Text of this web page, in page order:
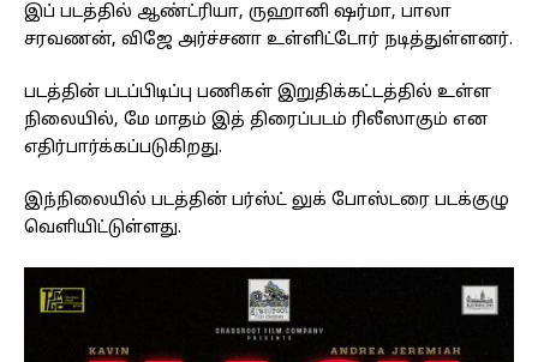
இப் படத்தில் ஆண்ட்ரியா, ருஹானி ஷர்மா, பாலா
சரவணன், விஜே அர்ச்சனா உள்ளிட்டோர் நடித்துள்ளனர்.
படத்தின் படப்பிடிப்பு பணிகள் இறுதிக்கட்டத்தில் உள்ள
நிலையில், மே மாதம் இத் திரைப்படம் ரிலீஸாகும் என
எதிர்பார்க்கப்படுகிறது.
இந்நிலையில் படத்தின் பர்ஸ்ட் லுக் போஸ்டரை படக்குழு
வெளியிட்டுள்ளது.